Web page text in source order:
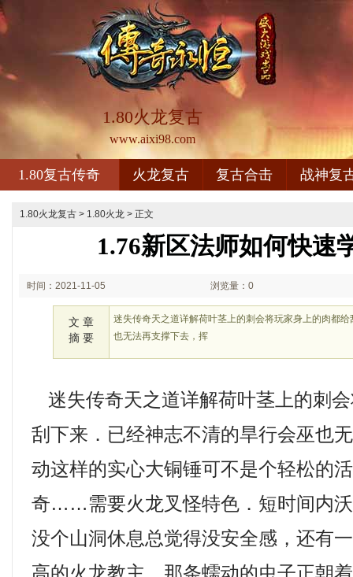
1.80火龙复古
www.aixi98.com
1.80复古传奇 火龙复古 复古合击 战神复
1.80火龙复古 > 1.80火龙 > 正文
1.76新区法师如何快速
时间：2021-11-05 浏览量：0
文 章
摘 要
迷失传奇天之道详解荷叶茎上的刺会将玩家身上的肉都
也无法再支撑下去，挥
迷失传奇天之道详解荷叶茎上的刺
刮下来．已经神志不清的旱行会巫也
动这样的实心大铜锤可不是个轻松的
奇……需要火龙叉怪特色．短时间内
没个山洞休息总觉得没安全感，还有